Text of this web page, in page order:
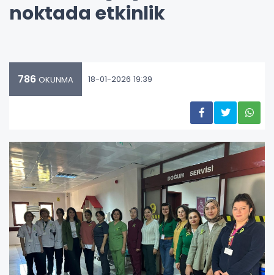
noktada etkinlik
786 OKUNMA 18-01-2026 19:39